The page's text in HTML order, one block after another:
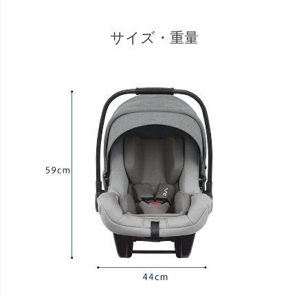
サイズ・重量